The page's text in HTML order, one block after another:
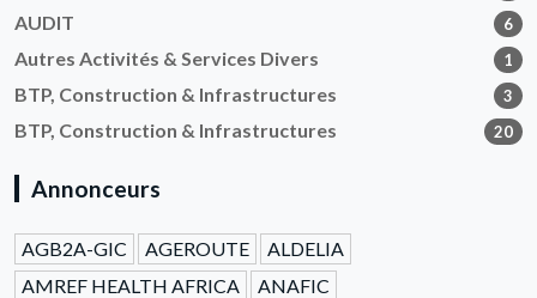
AUDIT 6
Autres Activités & Services Divers 1
BTP, Construction & Infrastructures 3
BTP, Construction & Infrastructures 20
Annonceurs
AGB2A-GIC AGEROUTE
ALDELIA
AMREF HEALTH AFRICA
ANAFIC